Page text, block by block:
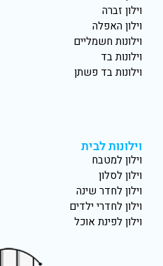
וילון זברה
וילון האפלה
וילונות חשמליים
וילונות בד
וילונות בד פשתן
וילונות לבית
וילון למטבח
וילון לסלון
וילון לחדר שינה
וילון לחדרי ילדים
וילון לפינת אוכל